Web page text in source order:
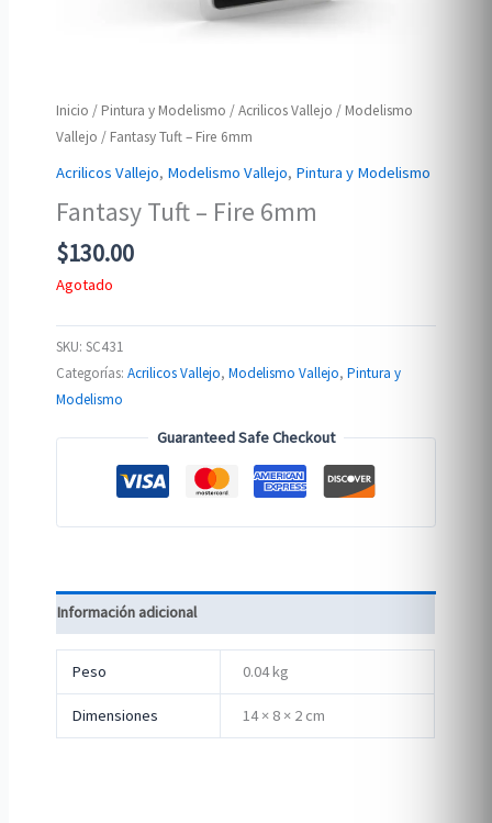
Inicio / Pintura y Modelismo /Acrilicos Vallejo / Modelismo
Vallejo / Fantasy Tuft – Fire 6mm
Acrilicos Vallejo, Modelismo Vallejo, Pintura y Modelismo
Fantasy Tuft – Fire 6mm
$130.00
Agotado
SKU:SC431
Categorías:Acrilicos Vallejo,Modelismo Vallejo,Pintura y
Modelismo
Guaranteed Safe Checkout
Información adicional
Peso 0.04 kg
Dimensiones 14 × 8 × 2 cm